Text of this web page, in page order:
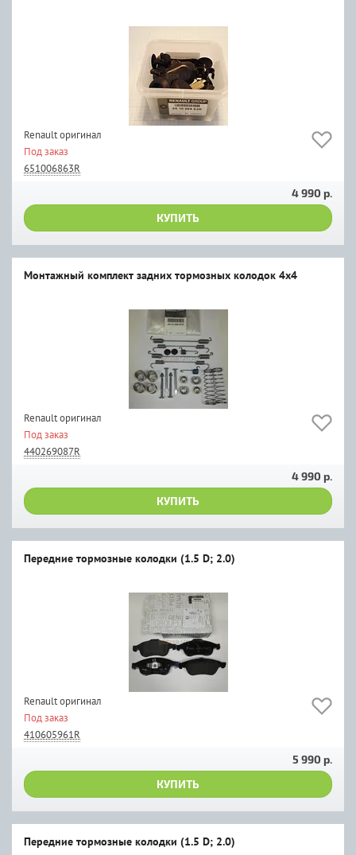
Renault оригинал
Под заказ
651006863R
4 990 р.
КУПИТЬ
Монтажный комплект задних тормозных колодок 4x4
Renault оригинал
Под заказ
440269087R
4 990 р.
КУПИТЬ
Передние тормозные колодки (1.5 D; 2.0)
Renault оригинал
Под заказ
410605961R
5 990 р.
КУПИТЬ
Передние тормозные колодки (1.5 D; 2.0)